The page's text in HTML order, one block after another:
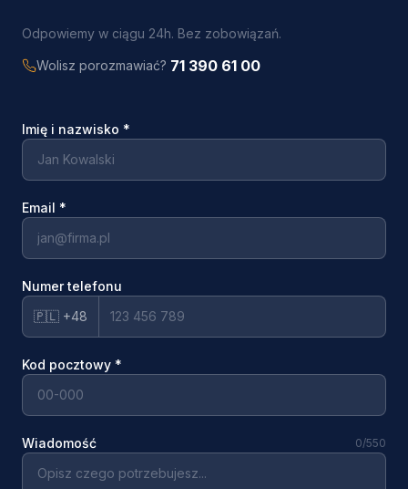
Odpowiemy w ciągu 24h. Bez zobowiązań.
Wolisz porozmawiać? 71 390 61 00
Imię i nazwisko *
Email *
Numer telefonu
🇵🇱 +48
Kod pocztowy *
Wiadomość 0/550